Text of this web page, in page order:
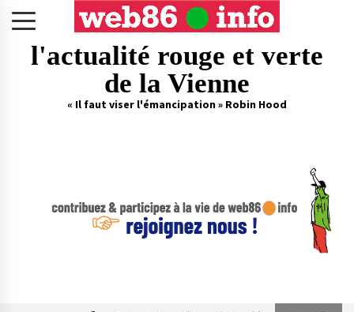
l'actualité rouge et verte
de la Vienne
« Il faut viser l'émancipation » Robin Hood